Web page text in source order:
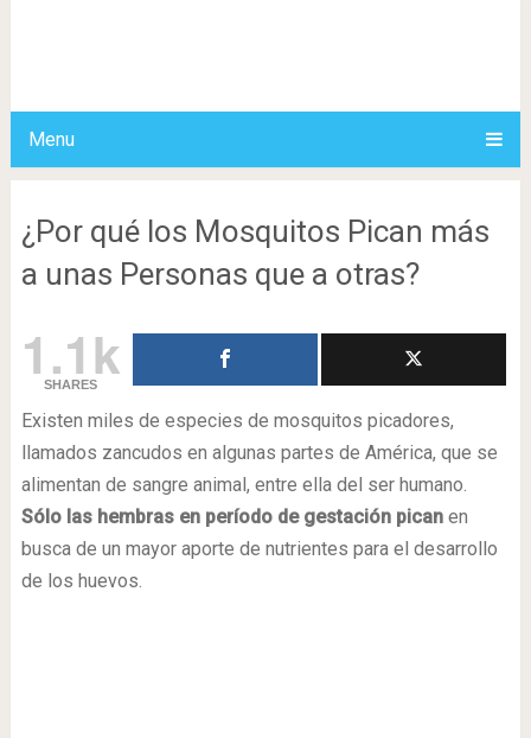
Menu
¿Por qué los Mosquitos Pican más
a unas Personas que a otras?
1.1k
SHARES
Existen miles de especies de mosquitos picadores,
llamados zancudos en algunas partes de América, que se
alimentan de sangre animal, entre ella del ser humano.
Sólo las hembras en período de gestación picanen
busca de un mayor aporte de nutrientes para el desarrollo
de los huevos.